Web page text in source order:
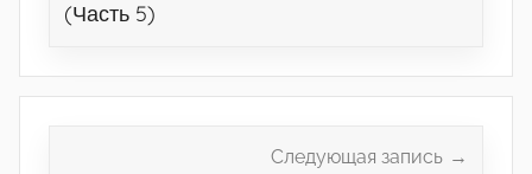
(Часть 5)
Следующая запись